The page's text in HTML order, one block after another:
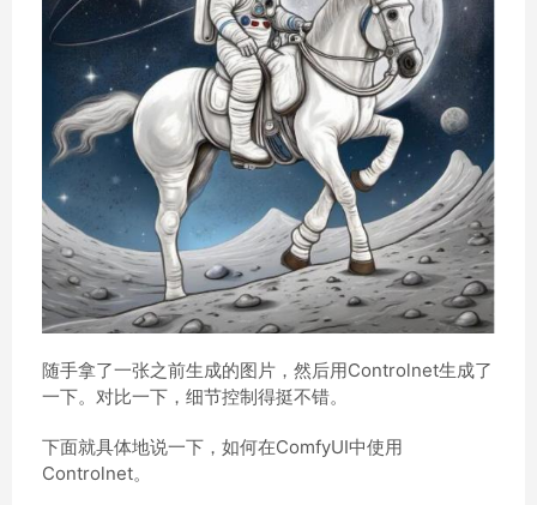
随手拿了一张之前生成的图片，然后用Controlnet生成了
一下。对比一下，细节控制得挺不错。
下面就具体地说一下，如何在ComfyUI中使用
Controlnet。